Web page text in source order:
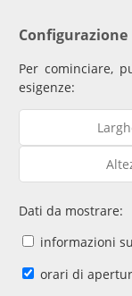
Configurazione
Per cominciare,
esigenze:
Dati da mostrare:
informazioni
orari di